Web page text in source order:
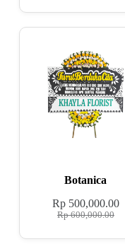
Botanica
Rp600,000.00
Rp500,000.00